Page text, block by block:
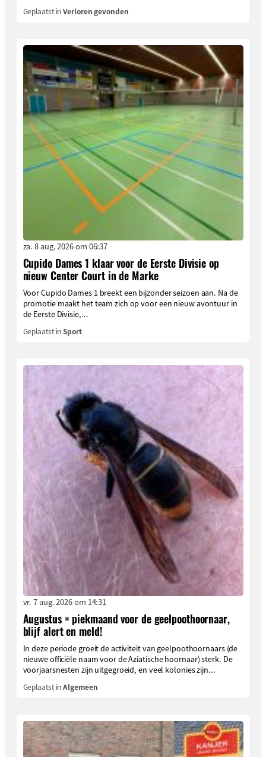
Geplaatst inVerloren gevonden
za. 8 aug. 2026 om 06:37
Cupido Dames 1 klaar voor de Eerste Divisie op
nieuw Center Court in de Marke
Voor Cupido Dames 1 breekt een bijzonder seizoen aan. Na de
promotie maakt het team zich op voor een nieuw avontuur in
de Eerste Divisie,...
Geplaatst inSport
vr. 7 aug. 2026 om 14:31
Augustus = piekmaand voor de geelpoothoornaar,
blijf alert en meld!
In deze periode groeit de activiteit van geelpoothoornaars (de
nieuwe officiële naam voor de Aziatische hoornaar) sterk. De
voorjaarsnesten zijn uitgegroeid, en veel kolonies zijn...
Geplaatst inAlgemeen